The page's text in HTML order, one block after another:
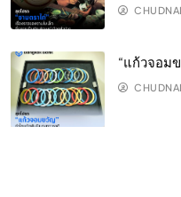
“แก้วจอม